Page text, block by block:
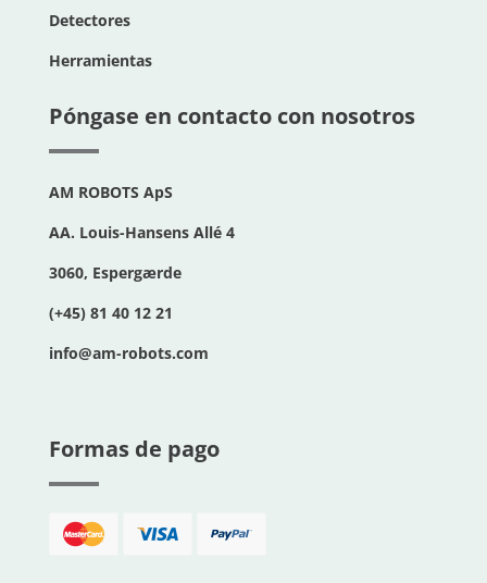
Detectores
Herramientas
Póngase en contacto con nosotros
AM ROBOTS ApS
AA. Louis-Hansens Allé 4
3060, Espergærde
(+45) 81 40 12 21
info@am-robots.com
Formas de pago